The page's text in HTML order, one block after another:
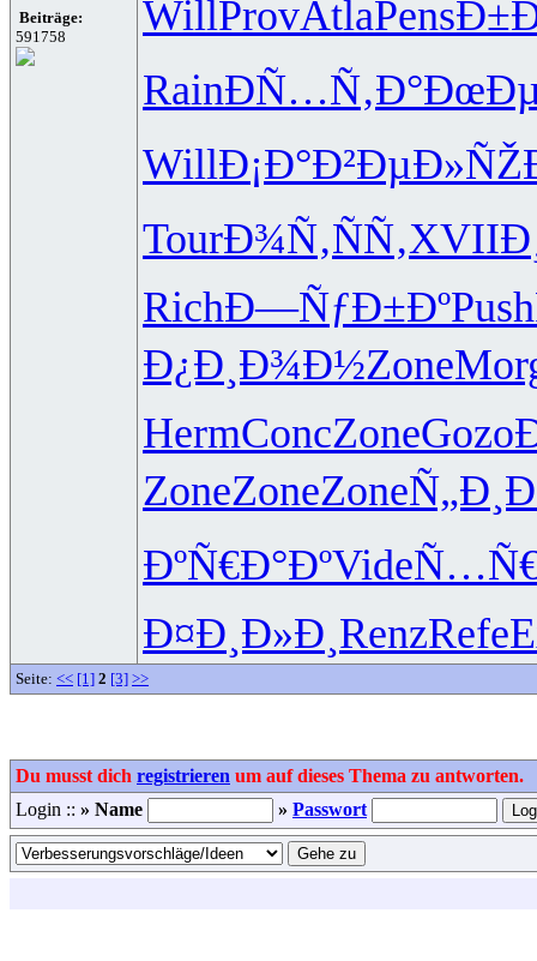
Beiträge:
591758
WillProvAtlaPens
RainÐÑ…Ñ‚Ð°
WillÐ¡Ð°Ð²Ðµ
TourÐ¾Ñ‚ÑÑ‚XVII
RichÐ—ÑƒÐ±ÐºPush
Ð¿Ð¸Ð¾Ð½Zone
HermConcZoneGozo
ZoneZoneZone
ÐºÑ€Ð°ÐºVide
Ð¤Ð¸Ð»Ð¸ RenzRefe
Seite: << [1] 2 [3] >>
Du musst dich registrieren um auf dieses Thema zu antworten.
Login :: » Name » Passwort